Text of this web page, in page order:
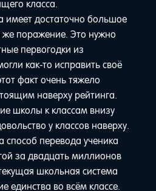
класса.
имеет достаточно большое
поражение. Это нужно
первогодки из
как-то исправить своё
факт очень тяжело
наверху рейтинга.
школы к классам внизу
у классов наверху.
способ перевода ученика
за двадцать миллионов
школьная система
единства во всём классе.